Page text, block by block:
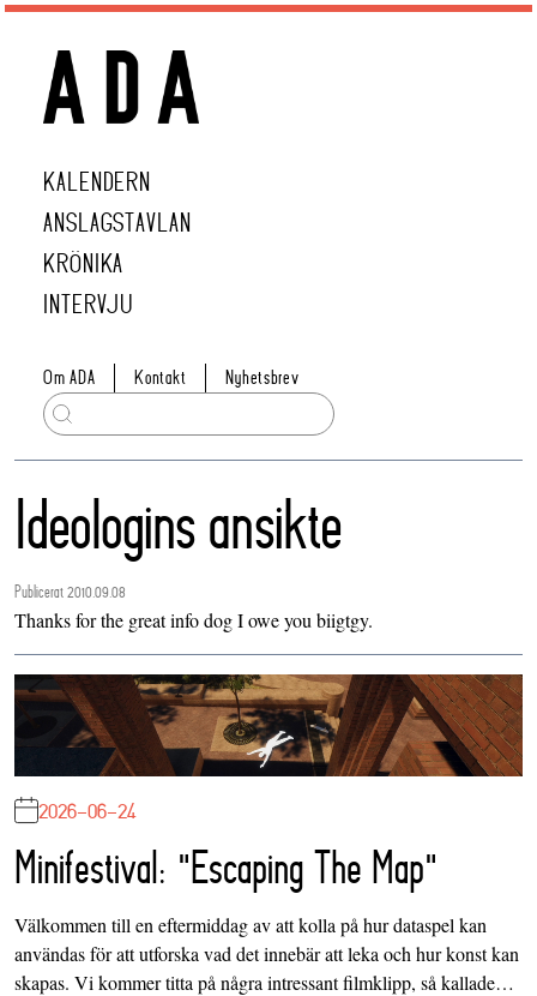
KALENDERN
ANSLAGSTAVLAN
KRÖNIKA
INTERVJU
Om ADA Kontakt Nyhetsbrev
Ideologins ansikte
Publicerat 2010.09.08
Thanks for the great info dog I owe you biigtgy.
2026-06-24
Minifestival: "Escaping The Map"
Välkommen till en eftermiddag av att kolla på hur dataspel kan
användas för att utforska vad det innebär att leka och hur konst kan
skapas. Vi kommer titta på några intressant filmklipp, så kallade…